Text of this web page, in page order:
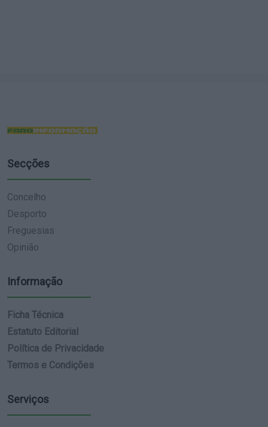
Secções
Concelho
Desporto
Freguesias
Opinião
Informação
Ficha Técnica
Estatuto Editorial
Política de Privacidade
Termos e Condições
Serviços